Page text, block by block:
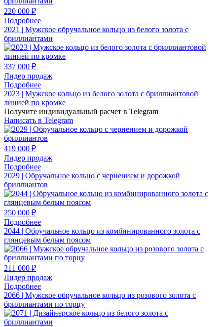
220 000 ₽
Подробнее
2021 | Мужское обручальное кольцо из белого золота с
бриллиантами
337 000 ₽
Лидер продаж
Подробнее
2023 | Мужское кольцо из белого золота с бриллиантовой
линией по кромке
Получите индивидуальный расчет в Telegram
Написать в Telegram
419 000 ₽
Лидер продаж
Подробнее
2029 | Обручальное кольцо с чернением и дорожкой
бриллиантов
250 000 ₽
Подробнее
2044 | Обручальное кольцо из комбинированного золота с
глянцевым белым поясом
211 000 ₽
Лидер продаж
Подробнее
2066 | Мужское обручальное кольцо из розового золота с
бриллиантами по торцу